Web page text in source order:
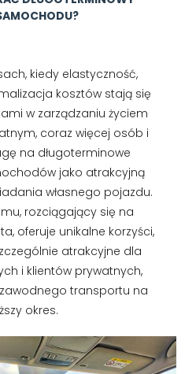
kiedy elastyczność,
kosztów stają się
w zarządzaniu życiem
coraz więcej osób i
na długoterminowe
jako atrakcyjną
własnego pojazdu.
rozciągający się na
oferuje unikalne korzyści,
atrakcyjne dla
i klientów prywatnych,
transportu na
okres.